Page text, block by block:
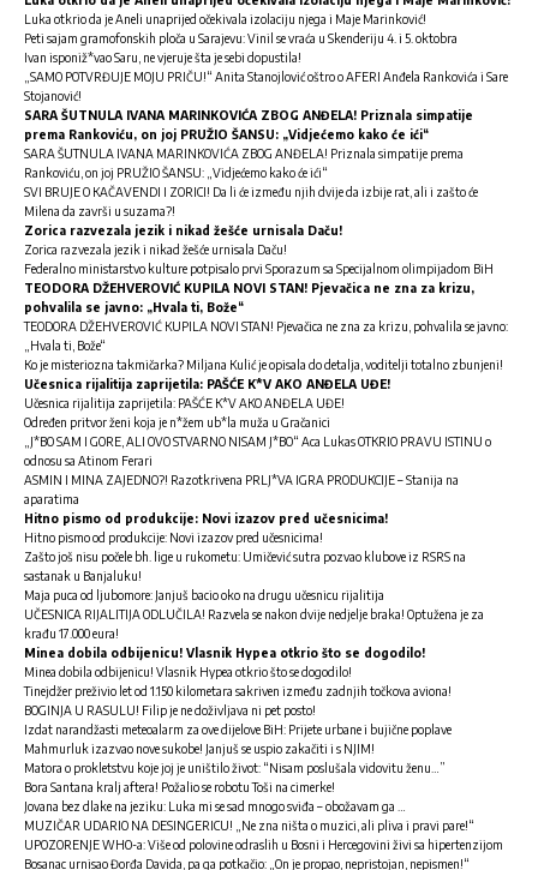
Luka otkrio da je Aneli unaprijed očekivala izolaciju njega i Maje Marinković!
Peti sajam gramofonskih ploča u Sarajevu: Vinil se vraća u Skenderiju 4. i 5. oktobra
Ivan isponiž*vao Saru, ne vjeruje šta je sebi dopustila!
„SAMO POTVRĐUJE MOJU PRIČU!“ Anita Stanojlović oštro o AFERI Anđela Rankovića i Sare
Stojanović!
SARA ŠUTNULA IVANA MARINKOVIĆA ZBOG ANĐELA! Priznala simpatije
prema Rankoviću, on joj PRUŽIO ŠANSU: „Vidjećemo kako će ići“
SARA ŠUTNULA IVANA MARINKOVIĆA ZBOG ANĐELA! Priznala simpatije prema
Rankoviću, on joj PRUŽIO ŠANSU: „Vidjećemo kako će ići“
SVI BRUJE O KAČAVENDI I ZORICI! Da li će između njih dvije da izbije rat, ali i zašto će
Milena da završi u suzama?!
Zorica razvezala jezik i nikad žešće urnisala Daču!
Zorica razvezala jezik i nikad žešće urnisala Daču!
Federalno ministarstvo kulture potpisalo prvi Sporazum sa Specijalnom olimpijadom BiH
TEODORA DŽEHVEROVIĆ KUPILA NOVI STAN! Pjevačica ne zna za krizu,
pohvalila se javno: „Hvala ti, Bože“
TEODORA DŽEHVEROVIĆ KUPILA NOVI STAN! Pjevačica ne zna za krizu, pohvalila se javno:
„Hvala ti, Bože“
Ko je misteriozna takmičarka? Miljana Kulić je opisala do detalja, voditelji totalno zbunjeni!
Učesnica rijalitija zaprijetila: PAŠĆE K*V AKO ANĐELA UĐE!
Učesnica rijalitija zaprijetila: PAŠĆE K*V AKO ANĐELA UĐE!
Određen pritvor ženi koja je n*žem ub*la muža u Gračanici
„J*BO SAM I GORE, ALI OVO STVARNO NISAM J*BO“ Aca Lukas OTKRIO PRAVU ISTINU o
odnosu sa Atinom Ferari
ASMIN I MINA ZAJEDNO?! Razotkrivena PRLJ*VA IGRA PRODUKCIJE – Stanija na
aparatima
Hitno pismo od produkcije: Novi izazov pred učesnicima!
Hitno pismo od produkcije: Novi izazov pred učesnicima!
Zašto još nisu počele bh. lige u rukometu: Umičević sutra pozvao klubove iz RSRS na
sastanak u Banjaluku!
Maja puca od ljubomore: Janjuš bacio oko na drugu učesnicu rijalitija
UČESNICA RIJALITIJA ODLUČILA! Razvela se nakon dvije nedjelje braka! Optužena je za
krađu 17.000 eura!
Minea dobila odbijenicu! Vlasnik Hypea otkrio što se dogodilo!
Minea dobila odbijenicu! Vlasnik Hypea otkrio što se dogodilo!
Tinejdžer preživio let od 1.150 kilometara sakriven između zadnjih točkova aviona!
BOGINJA U RASULU! Filip je ne doživljava ni pet posto!
Izdat narandžasti meteoalarm za ove dijelove BiH: Prijete urbane i bujične poplave
Mahmurluk izazvao nove sukobe! Janjuš se uspio zakačiti i s NJIM!
Matora o prokletstvu koje joj je uništilo život: “Nisam poslušala vidovitu ženu…”
Bora Santana kralj aftera! Požalio se robotu Toši na cimerke!
Jovana bez dlake na jeziku: Luka mi se sad mnogo sviđa – obožavam ga …
MUZIČAR UDARIO NA DESINGERICU! „Ne zna ništa o muzici, ali pliva i pravi pare!“
UPOZORENJE WHO-a: Više od polovine odraslih u Bosni i Hercegovini živi sa hipertenzijom
Bosanac urnisao Đorđa Davida, pa ga potkačio: „On je propao, nepristojan, nepismen!“